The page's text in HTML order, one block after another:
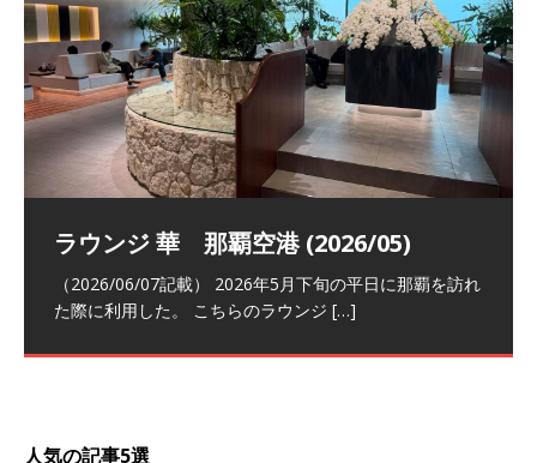
祝！日本航空・マリオットの戦略パー
トナーシップによるFOP無料付与とス
テイタスマッチ
ラウンジ 華 那覇空港 (2026/05)
（2026/06/07記載） 2026年5月下旬の平日に那覇を訪れ
た際に利用した。 こちらのラウンジ […]
The Coral Executive Lounge スワ
ンナプーム国際空港国内線ラウンジ
(2026/01)
日本航空 羽田空港国際線ファースト
クラスラウンジ (2026/01)
（2026/03/18記載） 2026年1月、毎年恒例の新年の羽田
バンコクエアウェイズ スワンナプー
ム国際空港国内線ラウンジ (2026/01)
（2026/03/13記載） 2026年1月上旬にバンコク経由でチ
人気の記事5選